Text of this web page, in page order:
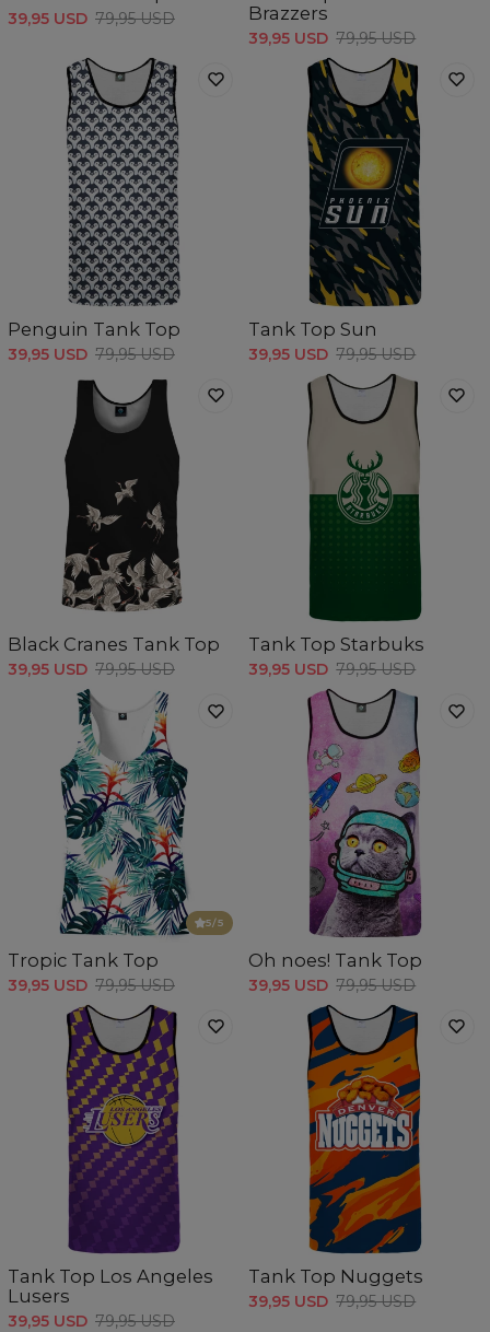
39,95 USD 79,95 USD
Brazzers
39,95 USD 79,95 USD
Penguin Tank Top
39,95 USD 79,95 USD
Tank Top Sun
39,95 USD 79,95 USD
Black Cranes Tank Top
39,95 USD 79,95 USD
Tank Top Starbuks
39,95 USD 79,95 USD
5/5
Tropic Tank Top
39,95 USD 79,95 USD
Oh noes! Tank Top
39,95 USD 79,95 USD
Tank Top Los Angeles
Lusers
39,95 USD 79,95 USD
Tank Top Nuggets
39,95 USD 79,95 USD